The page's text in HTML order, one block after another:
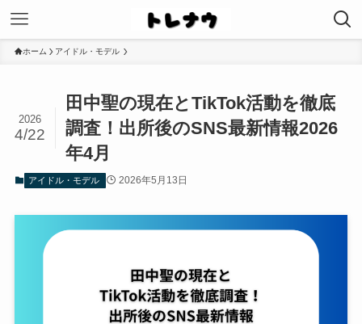
ホーム アイドル・モデル
田中聖の現在とTikTok活動を徹底
調査！出所後のSNS最新情報2026
年4月
2026
4/22
アイドル・モデル 2026年5月13日